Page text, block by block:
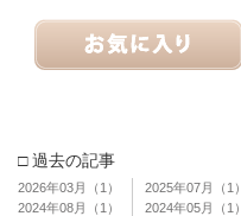
□ 過去の記事
2026年03月（1） 2025年07月（1）
2024年08月（1）
2024年05月（1）